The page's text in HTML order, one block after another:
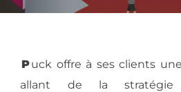
Puck offre à ses clients
allant de la